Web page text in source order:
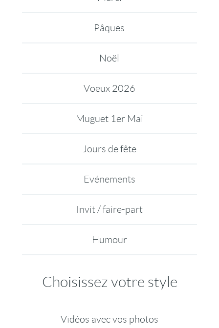
Pâques
Noël
Voeux 2026
Muguet 1er Mai
Jours de fête
Evénements
Invit / faire-part
Humour
Choisissez votre style
Vidéos avec vos photos